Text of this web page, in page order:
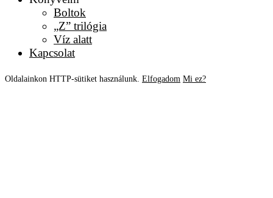
Boltok
„Z” trilógia
Víz alatt
Kapcsolat
Oldalainkon HTTP-sütiket használunk. Elfogadom Mi ez?